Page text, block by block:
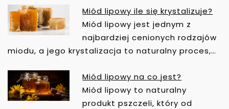
Miód lipowy ile się krystalizuje?
Miód lipowy jest jednym z
najbardziej cenionych rodzajów
miodu, a jego krystalizacja to naturalny proces,…
Miód lipowy na co jest?
Miód lipowy to naturalny
produkt pszczeli, który od
S
U